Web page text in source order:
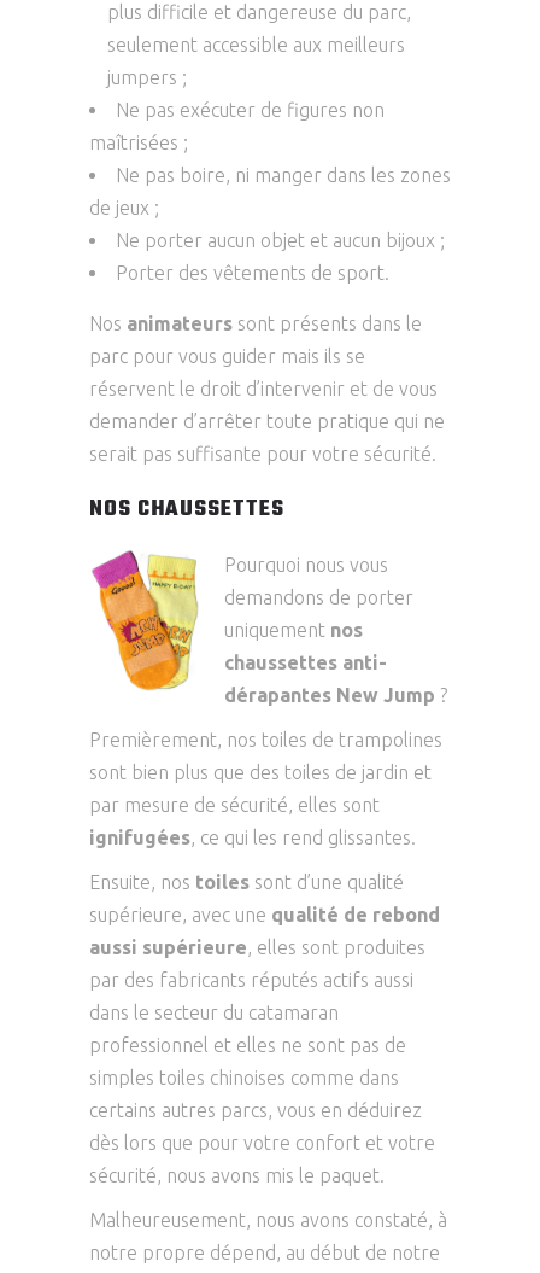
plus difficile et dangereuse du parc,
seulement accessible aux meilleurs
jumpers ;
Ne pas exécuter de figures non
maîtrisées ;
Ne pas boire, ni manger dans les zones
de jeux ;
Ne porter aucun objet et aucun bijoux ;
Porter des vêtements de sport.
Nos animateurs sont présents dans le
parc pour vous guider mais ils se
réservent le droit d’intervenir et de vous
demander d’arrêter toute pratique qui ne
serait pas suffisante pour votre sécurité.
NOS CHAUSSETTES
Pourquoi nous vous
demandons de porter
uniquement nos
chaussettes anti-
dérapantes New Jump ?
Premièrement, nos toiles de trampolines
sont bien plus que des toiles de jardin et
par mesure de sécurité, elles sont
ignifugées, ce qui les rend glissantes.
Ensuite, nos toiles sont d’une qualité
supérieure, avec une qualité de rebond
aussi supérieure, elles sont produites
par des fabricants réputés actifs aussi
dans le secteur du catamaran
professionnel et elles ne sont pas de
simples toiles chinoises comme dans
certains autres parcs, vous en déduirez
dès lors que pour votre confort et votre
sécurité, nous avons mis le paquet.
Malheureusement, nous avons constaté, à
notre propre dépend, au début de notre